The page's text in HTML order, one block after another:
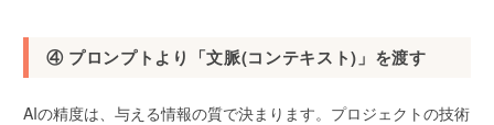
④ プロンプトより「文脈(コンテキスト)」を渡す
AIの精度は、与える情報の質で決まります。プロジェクトの技術